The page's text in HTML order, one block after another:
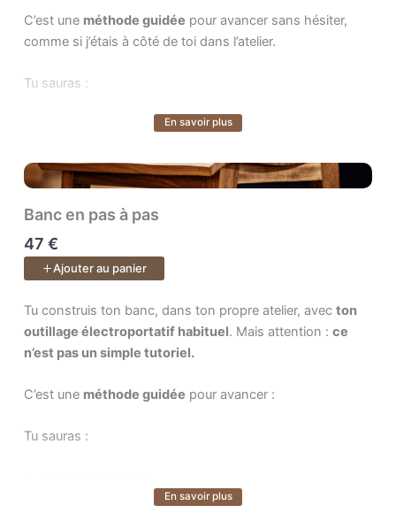
confiance de savoir construire un petit meuble complet
avec tes outils électroportatifs, et le plaisir de sentir ton
C’est une méthode guidée pour avancer sans hésiter,
comme si j’étais à côté de toi dans l’atelier.
Tu sauras :
➜ quoi faire ensuite,
➜ et surtout pourquoi chaque geste compte.
À la fin, tu tiendras dans tes mains
finie, mais surtoutune nouvelle fierté
confiance dans ton savoir-faire.
En savoir plus
Banc en pas à pas
47 €
Ajouter au panier
Tu construis ton banc, dans ton propre atelier, avec . Mais
Tu construis ton banc, dans ton propre atelier, avecton
outillage électroportatif habituel. Mais attention :ce
n’est pas un simple tutoriel.
C’est une méthode guidée pour avancer :
Tu sauras :
En savoir plus